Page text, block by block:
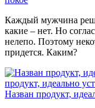
Каждый мужчина
какие – нет. Но
нелепо. Поэтому
придется. Каким?
продукт, идеально
Назван продукт,